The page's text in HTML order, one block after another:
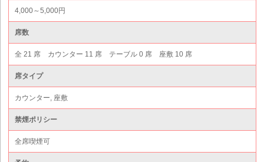
4,000～5,000円
席数
全 21 席 カウンター 11 席 テーブル 0 席 座敷 10 席
席タイプ
カウンター, 座敷
禁煙ポリシー
全席喫煙可